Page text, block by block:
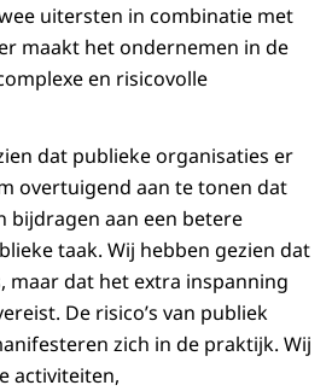
uitersten in combinatie met
maakt het ondernemen in de
en risicovolle
dat publieke organisaties er
overtuigend aan te tonen dat
bijdragen aan een betere
taak. Wij hebben gezien dat
maar dat het extra inspanning
De risico’s van publiek
zich in de praktijk. Wij
activiteiten,